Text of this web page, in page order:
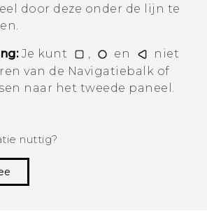
door deze onder de lijn te
Je kunt , en
niet
van de Navigatiebalk of
naar het tweede paneel.
nuttig?